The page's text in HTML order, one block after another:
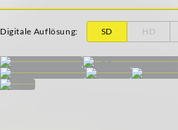
Digitale Auflösung: SD HD